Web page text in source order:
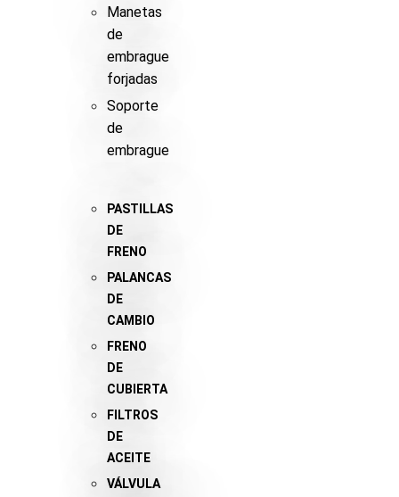
Manetas
de
embrague
forjadas
Soporte
de
embrague
PASTILLAS
DE
FRENO
PALANCAS
DE
CAMBIO
FRENO
DE
CUBIERTA
FILTROS
DE
ACEITE
VÁLVULA